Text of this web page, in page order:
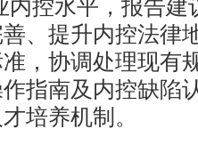
内控水平，报告建
、提升内控法律
，协调处理现有
指南及内控缺陷
培养机制。